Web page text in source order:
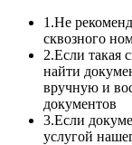
1.Не
сквозного
2.Если такая
найти
вручную и
документов
3.Если
услугой